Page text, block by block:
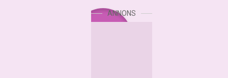
ANNONS